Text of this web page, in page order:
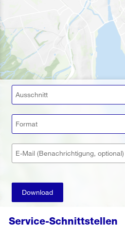
Ausschnitt
Format
E-Mail (Benachrichtigung, optional)
Download
Service-Schnittstellen